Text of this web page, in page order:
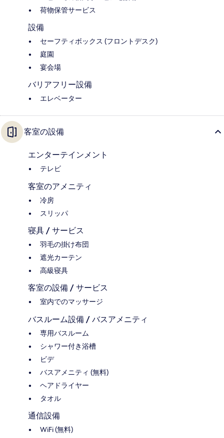
荷物保管サービス
設備
セーフティボックス (フロントデスク)
庭園
宴会場
バリアフリー設備
エレベーター
客室の設備
エンターテインメント
テレビ
客室のアメニティ
冷房
スリッパ
寝具 / サービス
羽毛の掛け布団
遮光カーテン
高級寝具
客室の設備 / サービス
室内でのマッサージ
バスルーム設備 / バスアメニティ
専用バスルーム
シャワー付き浴槽
ビデ
バスアメニティ (無料)
ヘアドライヤー
タオル
通信設備
WiFi (無料)